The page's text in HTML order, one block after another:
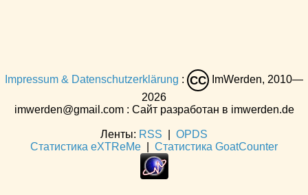
Impressum & Datenschutzerklärung : CC
ImWerden, 2010—
2026
imwerden@gmail.com : Сайт разработан в imwerden.de
Ленты: RSS
OPDS
Статистика eXTReMe
Статистика GoatCounter